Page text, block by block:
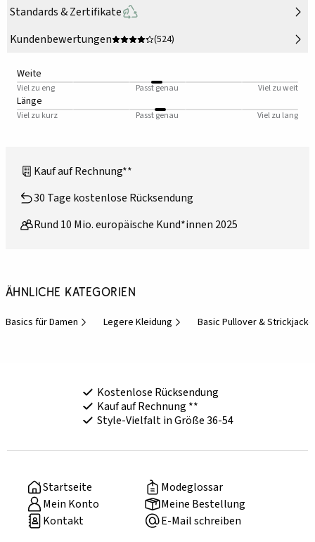
Standards & Zertifikate
Kundenbewertungen
(524)
Weite
Viel zu eng Passt genau Viel zu weit
Länge
Viel zu kurz Passt genau Viel zu lang
Kauf auf Rechnung**
30 Tage kostenlose Rücksendung
Rund 10 Mio. europäische Kund*innen 2025
Ähnliche Kategorien
Basics für Damen Legere Kleidung Basic Pullover &
Kostenlose Rücksendung
Kauf auf Rechnung **
Style-Vielfalt in Größe 36-54
Startseite
Modeglossar
Mein Konto
Meine Bestellung
Kontakt
E-Mail schreiben